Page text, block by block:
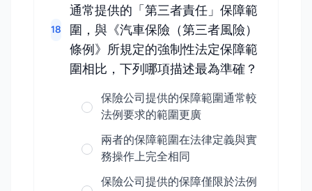
18
通常提供的「第三者責任」保障範
圍，與《汽車保險（第三者風險）
條例》所規定的強制性法定保障範
圍相比，下列哪項描述最為準確？
保險公司提供的保障範圍通常較
法例要求的範圍更廣
兩者的保障範圍在法律定義與實
務操作上完全相同
保險公司提供的保障僅限於法例